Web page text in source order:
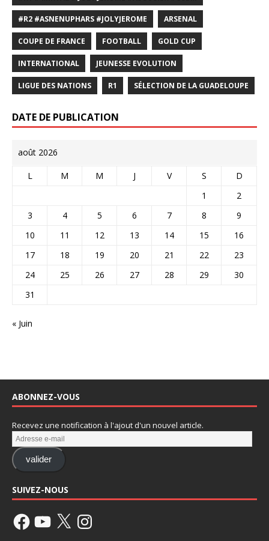
#R2 #ASNENUPHARS #JOLYJEROME ARSENAL
COUPE DE FRANCE FOOTBALL GOLD CUP
INTERNATIONAL JEUNESSE EVOLUTION
LIGUE DES NATIONS R1 SÉLECTION DE LA GUADELOUPE
DATE DE PUBLICATION
août 2026
L M M J V S
D
1
2
3
4 5 6 7 8
9
10
11 12 13 14 15
16
17
18 19 20 21 22
23
24
25 26 27 28 29
30
31
« Juin
ABONNEZ-VOUS
Recevez une notification à l'ajout d'un nouvel article.
valider
SUIVEZ-NOUS